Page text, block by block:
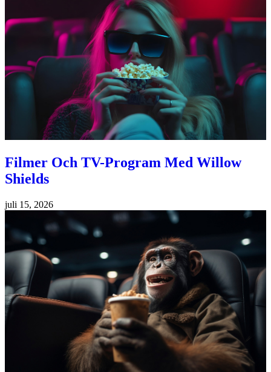
Filmer Och TV-Program Med Willow
Shields
juli 15, 2026